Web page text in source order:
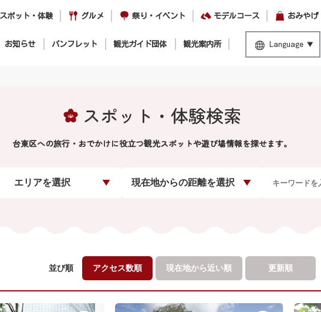
スポット・体験 グルメ 祭り・イベント モデルコース おみやげ
お知らせ パンフレット 観光ガイド団体 観光案内所 Language
スポット・体験検索
台東区への旅行・おでかけに役立つ観光スポットや遊び場情報を探せます。
エリアを選択 現在地からの距離を選択
並び順 アクセス数順 現在地から近い順 更新順